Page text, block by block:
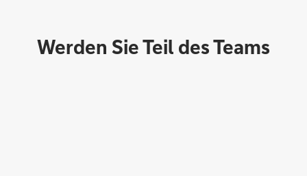
Werden Sie Teil des Teams